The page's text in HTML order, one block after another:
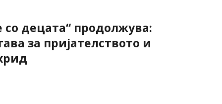
со децата“ продолжува:
за пријателството и